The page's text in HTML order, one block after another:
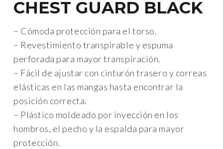
CHEST GUARD BLACK
– Cómoda protección para el torso.
– Revestimiento transpirable y espuma
perforada para mayor transpiración.
– Fácil de ajustar con cinturón trasero y correas
elásticas en las mangas hasta encontrar la
posición correcta.
– Plástico moldeado por inyección en los
hombros, el pecho y la espalda para mayor
protección.